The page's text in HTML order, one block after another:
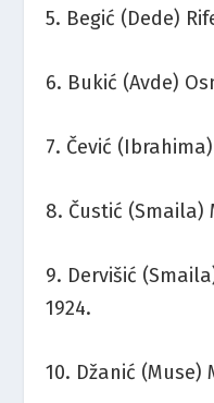
5. Begić (Dede)
6. Bukić (Avde)
7. Čević
8. Čustić (Smaila)
9. Dervišić
1924.
10. Džanić (Muse)